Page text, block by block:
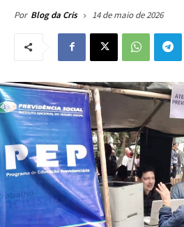
Por Blog da Cris 14 de maio de 2026